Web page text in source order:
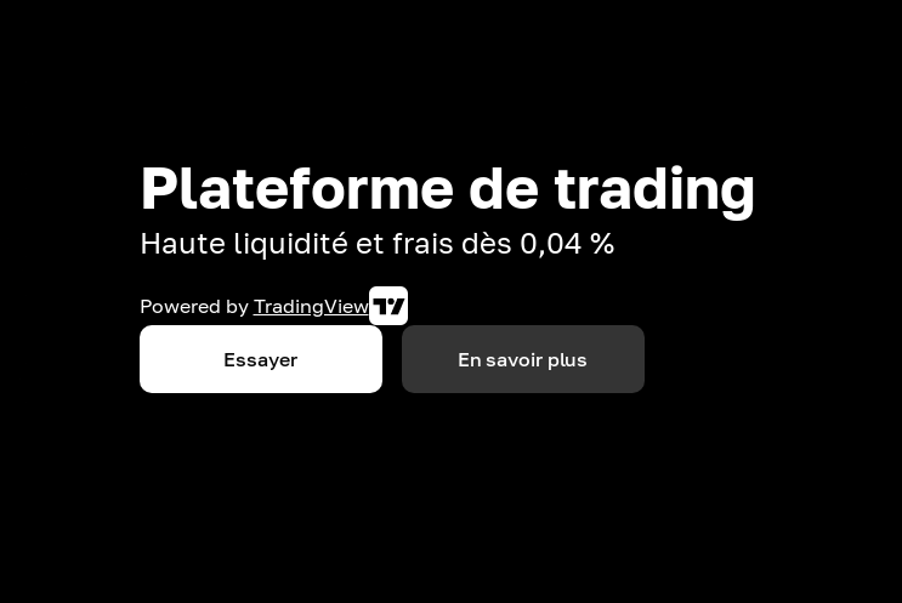
Plateforme de trading
Haute liquidité et frais dès 0,04 %
Powered by TradingView
Essayer En savoir plus